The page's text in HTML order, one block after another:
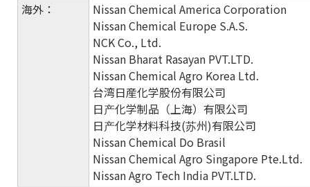
海外：
Nissan Chemical America Corporation
Nissan Chemical Europe S.A.S.
NCK Co., Ltd.
Nissan Bharat Rasayan PVT.LTD.
Nissan Chemical Agro Korea Ltd.
台湾日産化学股份有限公司
日产化学制品（上海）有限公司
日产化学材料科技(苏州)有限公司
Nissan Chemical Do Brasil
Nissan Chemical Agro Singapore Pte.Ltd.
Nissan Agro Tech India PVT.LTD.